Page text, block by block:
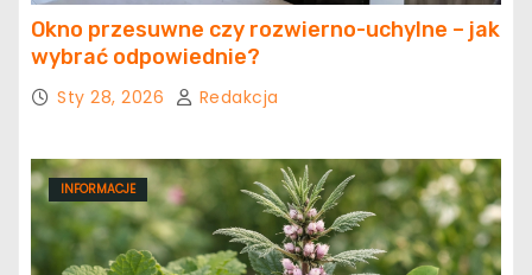
Okno przesuwne czy rozwierno-uchylne – jak
wybrać odpowiednie?
Sty 28, 2026 Redakcja
INFORMACJE